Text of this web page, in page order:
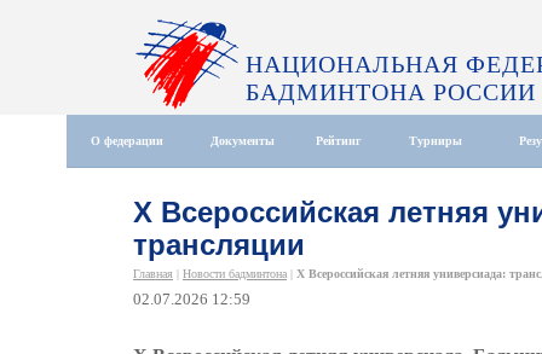
НАЦИОНАЛЬНАЯ
БАДМИНТОНА РОССИИ
О федерации Документы Рейтинг Турниры
X Всероссийская летняя
трансляции
Главная | Новости бадминтона | X Всероссийская летняя универсиада:
02.07.2026 12:59